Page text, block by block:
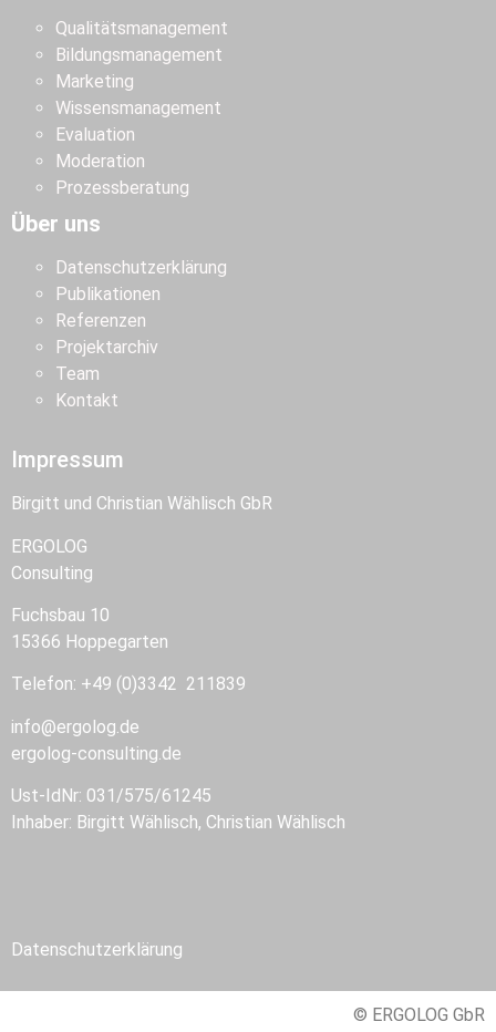
Qualitätsmanagement
Bildungsmanagement
Marketing
Wissensmanagement
Evaluation
Moderation
Prozessberatung
Über uns
Datenschutzerklärung
Publikationen
Referenzen
Projektarchiv
Team
Kontakt
Impressum
Birgitt und Christian Wählisch GbR
ERGOLOG
Consulting
Fuchsbau 10
15366 Hoppegarten
Telefon: +49 (0)3342 211839
info@ergolog.de
ergolog-consulting.de
Ust-IdNr: 031/575/61245
Inhaber: Birgitt Wählisch, Christian Wählisch
Datenschutzerklärung
© ERGOLOG GbR